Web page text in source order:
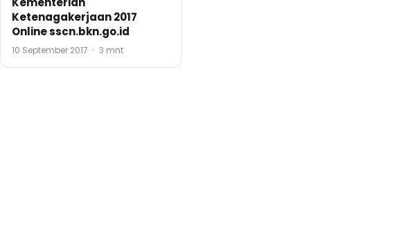
Ketenagakerjaan 2017
Online sscn.bkn.go.id
10 September 2017 · 3 mnt